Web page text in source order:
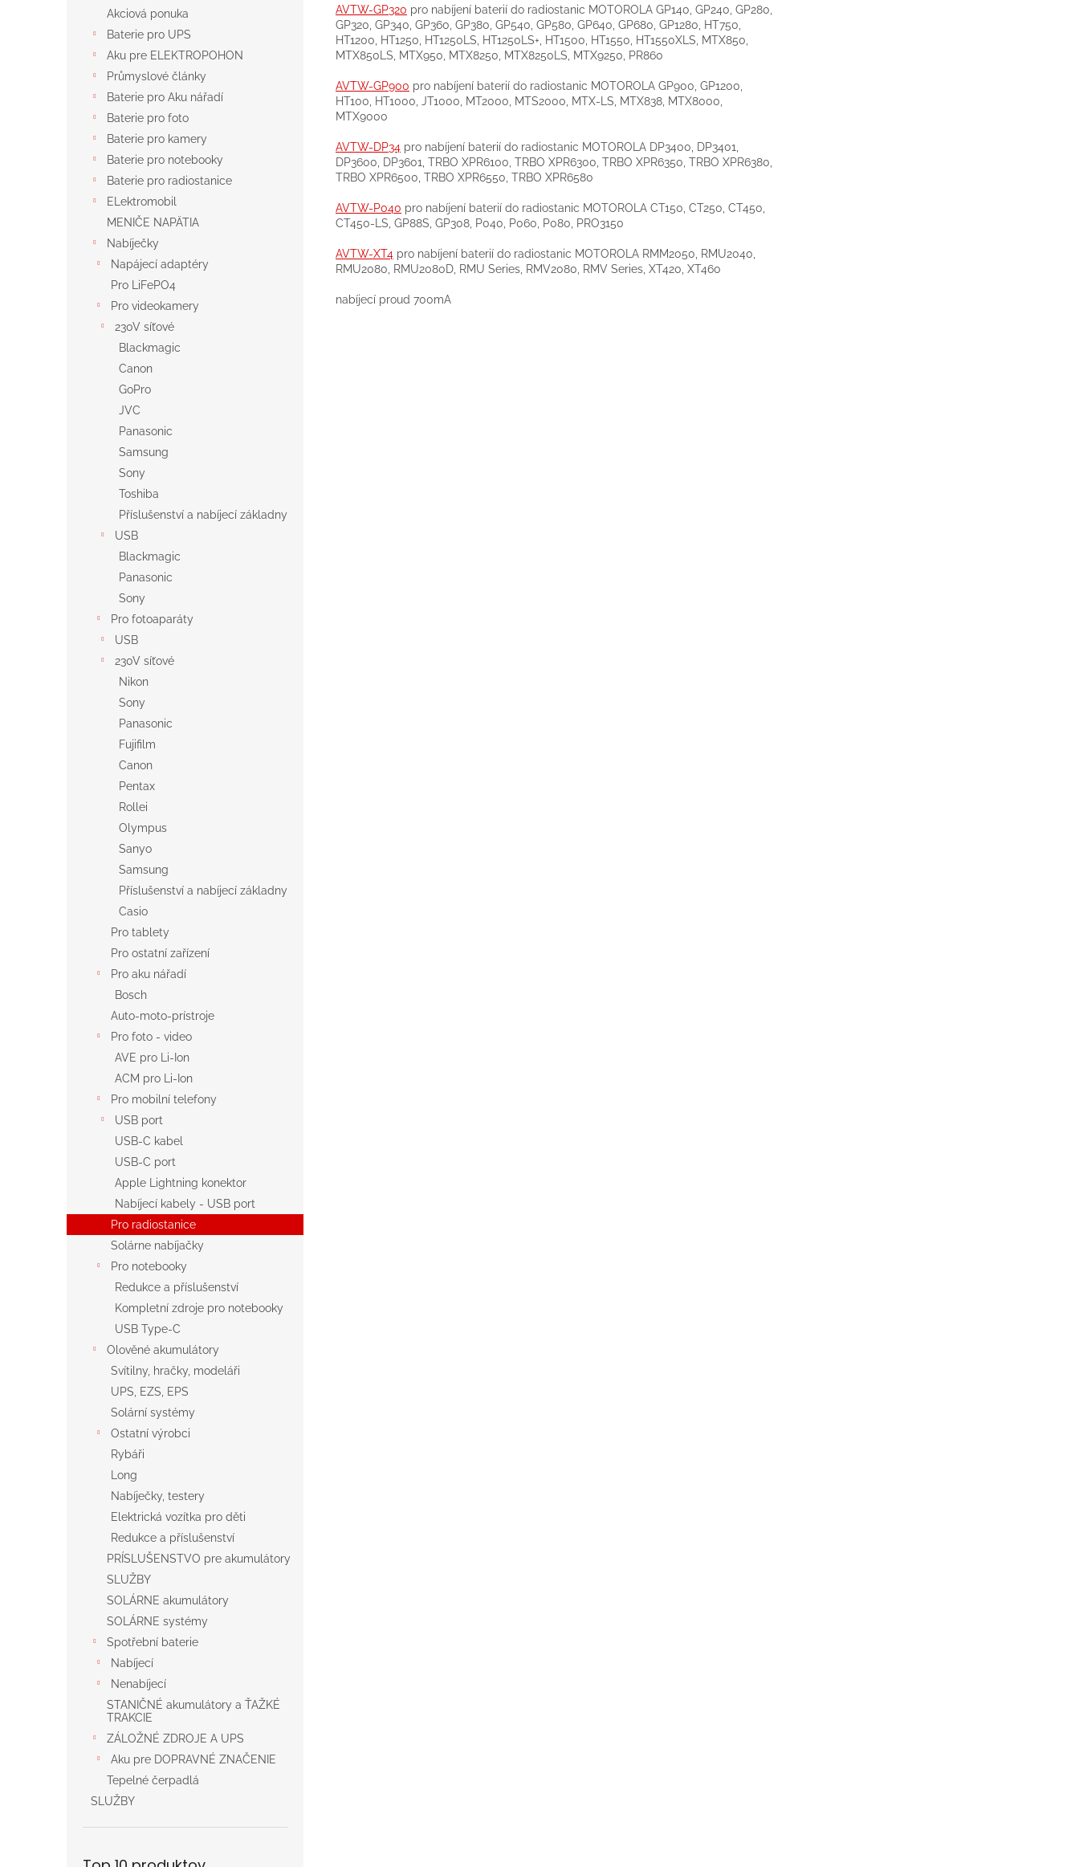
Akciová ponuka
Baterie pro UPS
Aku pre ELEKTROPOHON
Průmyslové články
Baterie pro Aku nářadí
Baterie pro foto
Baterie pro kamery
Baterie pro notebooky
Baterie pro radiostanice
ELektromobil
MENIČE NAPÄTIA
Nabíječky
Napájecí adaptéry
Pro LiFePO4
Pro videokamery
230V síťové
Blackmagic
Canon
GoPro
JVC
Panasonic
Samsung
Sony
Toshiba
Příslušenství a nabíjecí základny
USB
Blackmagic
Panasonic
Sony
Pro fotoaparáty
USB
230V síťové
Nikon
Sony
Panasonic
Fujifilm
Canon
Pentax
Rollei
Olympus
Sanyo
Samsung
Příslušenství a nabíjecí základny
Casio
Pro tablety
Pro ostatní zařízení
Pro aku nářadí
Bosch
Auto-moto-prístroje
Pro foto - video
AVE pro Li-Ion
ACM pro Li-Ion
Pro mobilní telefony
USB port
USB-C kabel
USB-C port
Apple Lightning konektor
Nabíjecí kabely - USB port
Pro radiostanice
Solárne nabíjačky
Pro notebooky
Redukce a příslušenství
Kompletní zdroje pro notebooky
USB Type-C
Olověné akumulátory
Svítilny, hračky, modeláři
UPS, EZS, EPS
Solární systémy
Ostatní výrobci
Rybáři
Long
Nabíječky, testery
Elektrická vozítka pro děti
Redukce a příslušenství
PRÍSLUŠENSTVO pre akumulátory
SLUŽBY
SOLÁRNE akumulátory
SOLÁRNE systémy
Spotřební baterie
Nabíjecí
Nenabíjecí
STANIČNÉ akumulátory a ŤAŽKÉ
TRAKCIE
ZÁLOŽNÉ ZDROJE A UPS
Aku pre DOPRAVNÉ ZNAČENIE
Tepelné čerpadlá
SLUŽBY
AVTW-GP320 pro nabíjení baterií do radiostanic MOTOROLA GP140, GP240, GP280,
GP320, GP340, GP360, GP380, GP540, GP580, GP640, GP680, GP1280, HT750,
HT1200, HT1250, HT1250LS, HT1250LS+, HT1500, HT1550, HT1550XLS, MTX850,
MTX850LS, MTX950, MTX8250, MTX8250LS, MTX9250, PR860
AVTW-GP900 pro nabíjení baterií do radiostanic MOTOROLA GP900, GP1200,
HT100, HT1000, JT1000, MT2000, MTS2000, MTX-LS, MTX838, MTX8000,
MTX9000
AVTW-DP34 pro nabíjení baterií do radiostanic MOTOROLA DP3400, DP3401,
DP3600, DP3601, TRBO XPR6100, TRBO XPR6300, TRBO XPR6350, TRBO XPR6380,
TRBO XPR6500, TRBO XPR6550, TRBO XPR6580
AVTW-P040 pro nabíjení baterií do radiostanic MOTOROLA CT150, CT250, CT450,
CT450-LS, GP88S, GP308, P040, P060, P080, PRO3150
AVTW-XT4 pro nabíjení baterií do radiostanic MOTOROLA RMM2050, RMU2040,
RMU2080, RMU2080D, RMU Series, RMV2080, RMV Series, XT420, XT460
nabíjecí proud 700mA